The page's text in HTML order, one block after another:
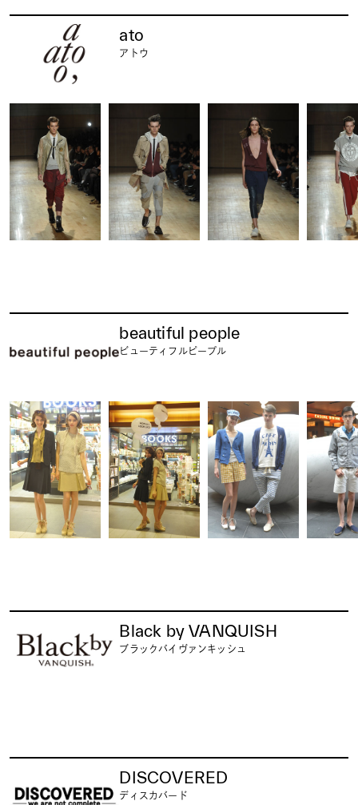
ato
アトウ
beautiful people
ビューティフルピープル
Black by VANQUISH
ブラックバイヴァンキッシュ
DISCOVERED
ディスカバード